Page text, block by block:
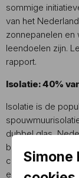
sommige
van het
zonnepanelen
leendoelen zijn.
rapport.
Isolatie: 40%
Isolatie is de
dubbel glas,
betere isolatie om
comfortabeler te
energierekening
Simone